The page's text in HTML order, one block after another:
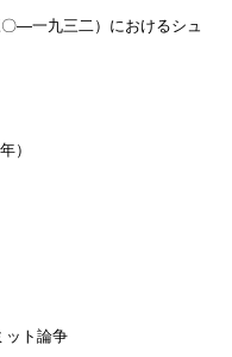
—一九三二）におけるシュ
）
ット論争